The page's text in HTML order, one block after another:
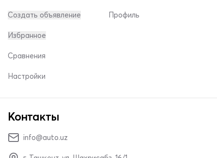
Создать объявление Профиль
Избранное
Сравнения
Настройки
Контакты
info@auto.uz